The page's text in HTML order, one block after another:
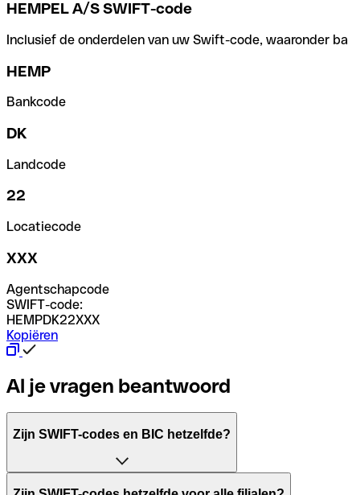
HEMPEL A/S SWIFT-code
Inclusief de onderdelen van uw Swift-code, waaronder
HEMP
Bankcode
DK
Landcode
22
Locatiecode
XXX
Agentschapcode
SWIFT-code:
HEMPDK22XXX
Kopiëren
Al je vragen beantwoord
Zijn SWIFT-codes en BIC hetzelfde?